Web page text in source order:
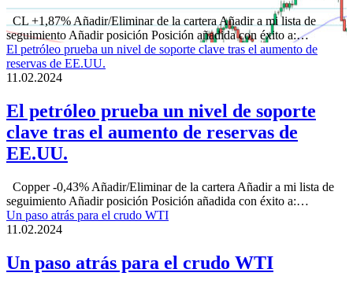
CL +1,87% Añadir/Eliminar de la cartera Añadir a mi lista de
seguimiento Añadir posición Posición añadida con éxito a:…
El petróleo prueba un nivel de soporte clave tras el aumento de
reservas de EE.UU.
11.02.2024
El petróleo prueba un nivel de soporte
clave tras el aumento de reservas de
EE.UU.
Copper -0,43% Añadir/Eliminar de la cartera Añadir a mi lista de
seguimiento Añadir posición Posición añadida con éxito a:…
Un paso atrás para el crudo WTI
11.02.2024
Un paso atrás para el crudo WTI